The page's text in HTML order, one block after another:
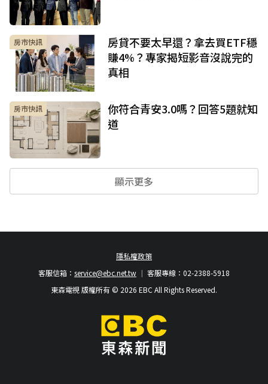
房市快訊
房貸不要太早還？拿去買ETF穩
賺4%？專家揭短影音沒說完的
真相
房市快訊
你符合青安3.0嗎？回答5題就知
道
顯示更多
隱私權政策
客服專線：02-2388-5918
客服信箱： service@ebc.net.tw
東森電視 版權所有 © 2026 EBC All Rights Reserved.